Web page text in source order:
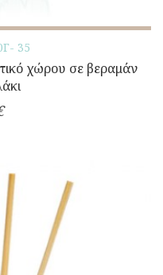
35
χώρου σε βεραμάν